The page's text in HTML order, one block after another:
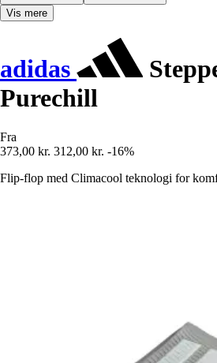
Vis mere
adidas
Purechill
Fra
373,00 kr. 312,00 kr. -16%
Flip-flop med Climacool teknologi for